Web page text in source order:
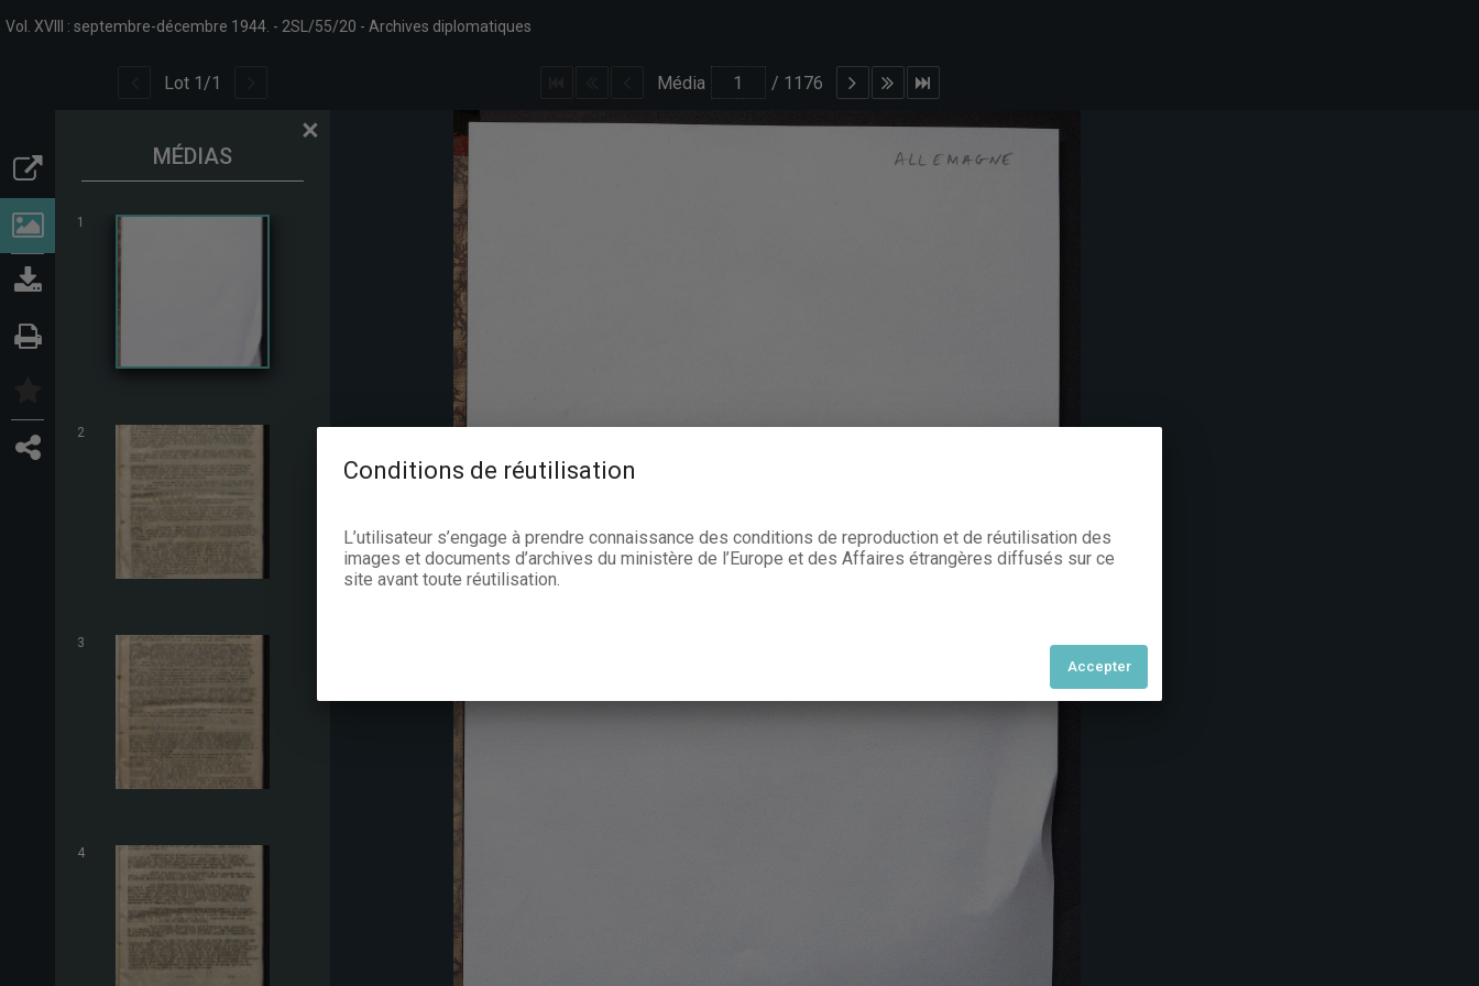
Vol. XVIII : septembre-décembre 1944. 2SL/55/20 Archives diplomatiques
Lot 1 /1 Média / 1176
MÉDIAS
×
1
2
3
4
Conditions de réutilisation
L’utilisateur s’engage à prendre connaissance des conditions de reproduction et de réutilisation des
images et documents d’archives du ministère de l’Europe et des Affaires étrangères diffusés sur ce
site avant toute réutilisation.